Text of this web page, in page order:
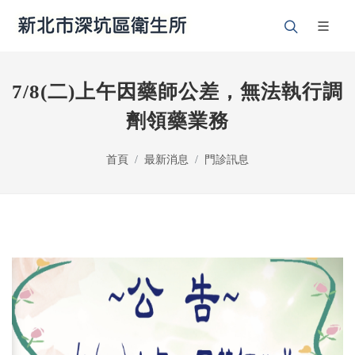
7/8(二)上午因藥師公差，無法執行調
劑領藥業務
首頁 最新消息 門診訊息